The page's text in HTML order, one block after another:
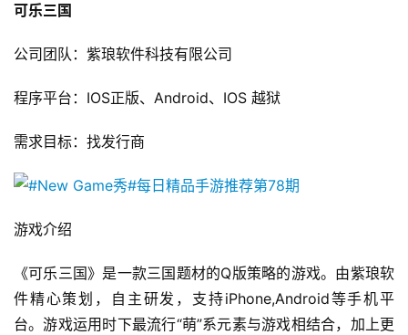
首
茶
原
创
游
戏
业
界
可乐三国
公司团队：紫琅软件科技有限公司
程序平台：IOS正版、Android、IOS 越狱
需求目标：找发行商
游戏介绍
《可乐三国》是一款三国题材的Q版策略的游戏。由紫琅软
件精心策划，自主研发，支持iPhone,Android等手机平
台。游戏运用时下最流行“萌”系元素与游戏相结合，加上更